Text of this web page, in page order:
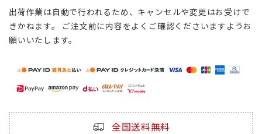
出荷作業は自動で行われるため、キャンセルや変更はお受けで
きかねます。 ご注文前に内容をよくご確認くださいますようお
願いいたします。
全国送料無料